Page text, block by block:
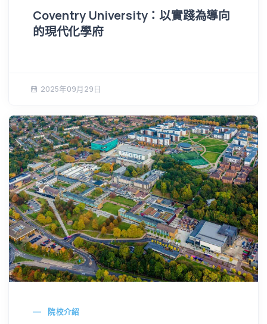
Coventry University：以實踐為導向
的現代化學府
2025年09月29日
院校介紹